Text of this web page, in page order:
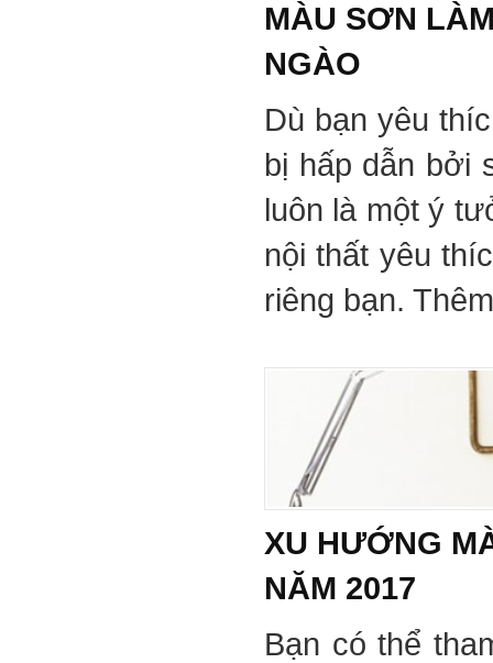
MÀU SƠN
NGÀO
Dù bạn yêu
bị hấp dẫn bởi
luôn là một ý
nội thất yêu
riêng bạn.
XU HƯỚNG
NĂM 2017
Bạn có thể